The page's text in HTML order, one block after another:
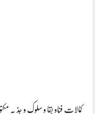
کمالات فناو بقا و سلوک و جذ بہ مکتوب نمبر